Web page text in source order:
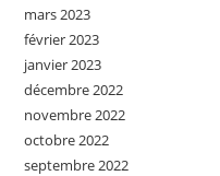
mars 2023
février 2023
janvier 2023
décembre 2022
novembre 2022
octobre 2022
septembre 2022